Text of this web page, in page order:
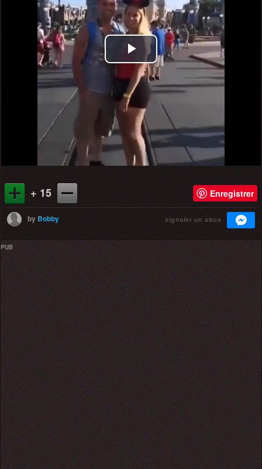
Play
Video
+ 15 Enregistrer
by Bobby signaler un abus
PUB